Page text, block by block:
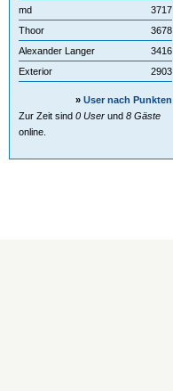
md
3717
Thoor
3678
Alexander Langer
3416
Exterior
2903
» User nach Punkten
Zur Zeit sind 0 User und 8 Gäste
online.